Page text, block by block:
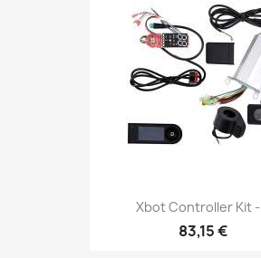
Xbot Controller Kit
83,15 €